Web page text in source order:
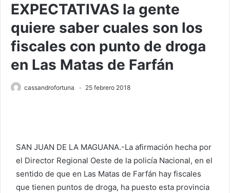
EXPECTATIVAS la gente
quiere saber cuales son los
fiscales con punto de droga
en Las Matas de Farfán
cassandrofortuna 25 febrero 2018
SAN JUAN DE LA MAGUANA.-La afirmación hecha por
el Director Regional Oeste de la policía Nacional, en el
sentido de que en Las Matas de Farfán hay fiscales
que tienen puntos de droga, ha puesto esta provincia